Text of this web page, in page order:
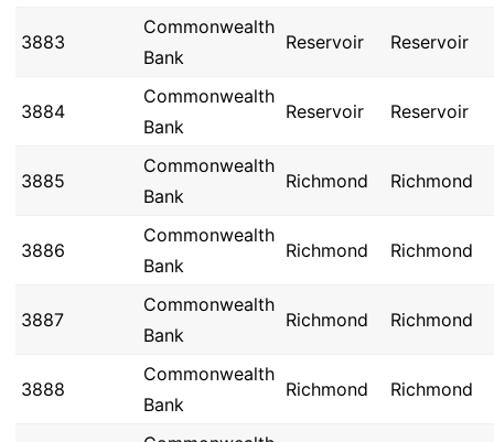
3883
Commonwealth
Bank
Reservoir Reservoir
3884
Commonwealth
Bank
Reservoir Reservoir
3885
Commonwealth
Bank
Richmond Richmond
3886
Commonwealth
Bank
Richmond Richmond
3887
Commonwealth
Bank
Richmond Richmond
3888
Commonwealth
Bank
Richmond Richmond